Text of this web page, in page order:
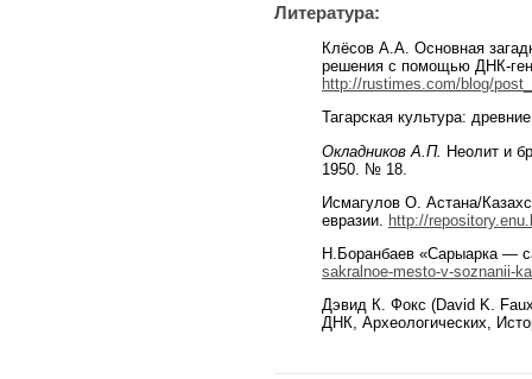
Литература:
Клёсов А.А. Основная
решения с помощью ДНК-
http://rustimes.com/blog/
Тагарская культура:
Окладников А.П. Неолит и
1950. № 18.
Исмагулов О. Астана/
евразии.
http://
Н.Боранбаев «Сарыарка —
sakralnoe-mesto-v-soznanii-
Дэвид К. Фокс (David K.
ДНК, Археологических,